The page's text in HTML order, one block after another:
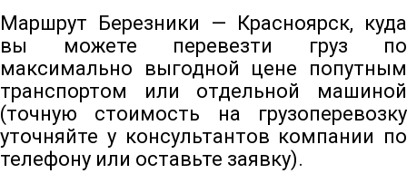
Маршрут Березники — Красноярск, куда
вы можете перевезти груз по
максимально выгодной цене попутным
транспортом или отдельной машиной
(точную стоимость на грузоперевозку
уточняйте у консультантов компании по
телефону или оставьте заявку).